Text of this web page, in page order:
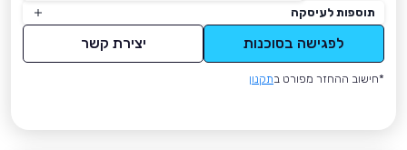
תוספות לעיסקה
לפגישה בסוכנות יצירת קשר
*חישוב ההחזר מפורט בתקנון